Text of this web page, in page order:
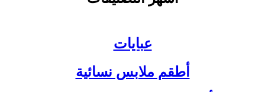
عبايات
أطقم ملابس نسائية